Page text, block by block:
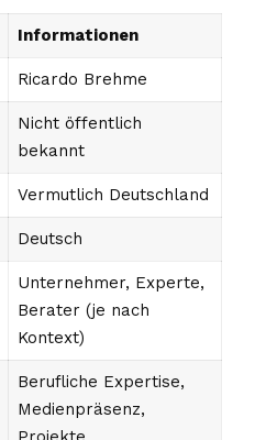
Informationen
Ricardo Brehme
Nicht öffentlich
bekannt
Vermutlich Deutschland
Deutsch
Unternehmer, Experte,
Berater (je nach
Kontext)
Berufliche Expertise,
Medienpräsenz,